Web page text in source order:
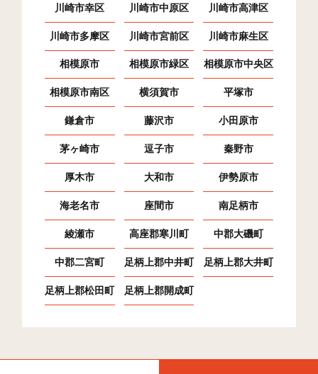
川崎市幸区 川崎市中原区 川崎市高津区
川崎市多摩区 川崎市宮前区 川崎市麻生区
相模原市 相模原市緑区 相模原市中央区
相模原市南区 横須賀市 平塚市
鎌倉市 藤沢市 小田原市
茅ヶ崎市 逗子市 秦野市
厚木市 大和市 伊勢原市
海老名市 座間市 南足柄市
綾瀬市 高座郡寒川町 中郡大磯町
中郡二宮町 足柄上郡中井町 足柄上郡大井町
足柄上郡松田町 足柄上郡開成町